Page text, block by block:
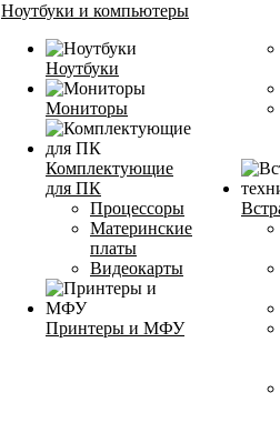
Ноутбуки и компьютеры
Ноутбуки
Мониторы
Комплектующие
для ПК
Процессоры
Материнские
платы
Видеокарты
Принтеры и МФУ